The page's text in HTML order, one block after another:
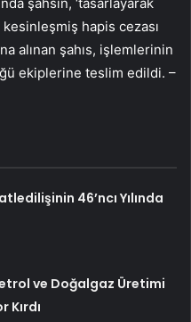
hapis cezası
alınan şahıs, işlemlerinin
ekiplerine teslim edildi. –
46’ncı Yılında
ve Doğalgaz Üretimi
Kırdı